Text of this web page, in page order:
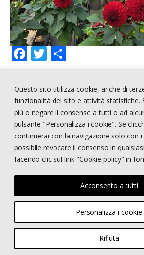
Questo sito utilizza cookie, anche di
funzionalità del sito e attività statistiche.
più o negare il consenso a tutti o ad
pulsante "Personalizza i cookie". Se
continuerai con la navigazione solo con i
possibile revocare il consenso in
facendo clic sul link "Cookie policy" in
Personalizza i cookie
Rifiuta
Acconsento a tutti
F
e
b
o
o
k
T
itt
er
n
di
vi
di
ARTICOLI RECENTI
!!!!! CERCASI PERSONALE !!!!
STRANGE STYLE
NEPENTHES
PRIMI PIANI
Copyright © GARDEN MARGHERITA di Bortolin
32035 Santa Giustina (BL) | P.IVA 01184440251 |
Cookie policy-